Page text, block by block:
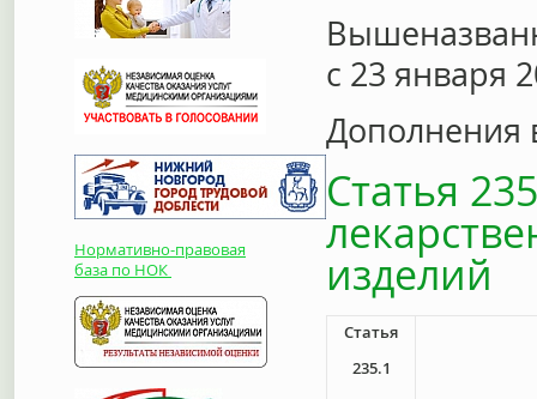
с 23 января
Дополнения
Статья
изделий
Статья
235.1
Нормативно-правовая
база по НОК